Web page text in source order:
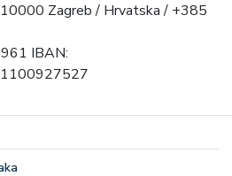
Zagreb / Hrvatska / +385
IBAN: